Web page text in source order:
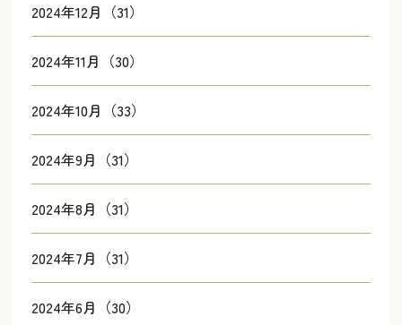
2024年12月（31）
2024年11月（30）
2024年10月（33）
2024年9月（31）
2024年8月（31）
2024年7月（31）
2024年6月（30）